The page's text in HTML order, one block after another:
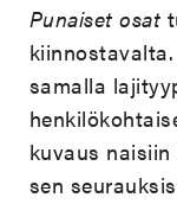
Punaiset osat
samalla
kuvaus
sen